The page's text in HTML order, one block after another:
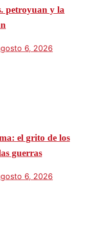
petroyuan y la
6, 2026
el grito de los
guerras
6, 2026